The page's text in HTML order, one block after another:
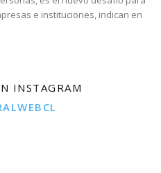
e instituciones, indican en
INSTAGRAM